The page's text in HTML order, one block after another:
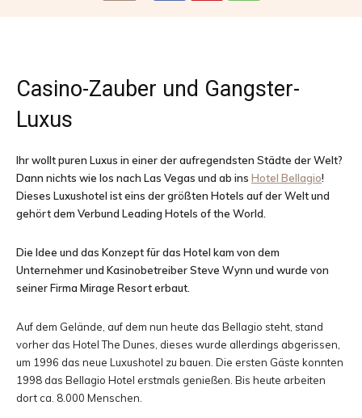
und
Erlebnisberichten
Casino-Zauber und Gangster-
Luxus
Ihr wollt puren Luxus in einer der aufregendsten Städte der Welt?
Dann nichts wie los nach Las Vegas und ab ins Hotel Bellagio!
Dieses Luxushotel ist eins der größten Hotels auf der Welt und
gehört dem Verbund Leading Hotels of the World.
Die Idee und das Konzept für das Hotel kam von dem
Unternehmer und Kasinobetreiber Steve Wynn und wurde von
seiner Firma Mirage Resort erbaut.
Auf dem Gelände, auf dem nun heute das Bellagio steht, stand
vorher das Hotel The Dunes, dieses wurde allerdings abgerissen,
um 1996 das neue Luxushotel zu bauen. Die ersten Gäste konnten
1998 das Bellagio Hotel erstmals genießen. Bis heute arbeiten
dort ca. 8.000 Menschen.